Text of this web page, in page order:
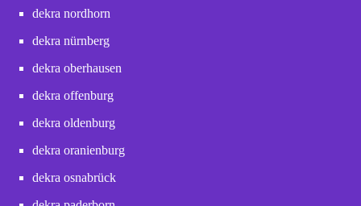
dekra nordhorn
dekra nürnberg
dekra oberhausen
dekra offenburg
dekra oldenburg
dekra oranienburg
dekra osnabrück